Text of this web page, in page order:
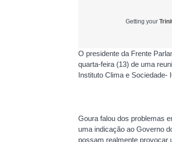
Getting your
O presidente da Frente
quarta-feira (13) de uma
Instituto Clima e Sociedade-
Goura falou dos problemas
uma indicação ao Governo
possam realmente provocar